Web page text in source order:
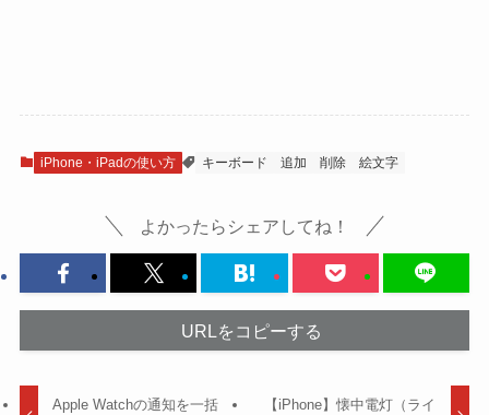
iPhone・iPadの使い方 キーボード 追加 削除 絵文字
よかったらシェアしてね！
URLをコピーする
Apple Watchの通知を一括
【iPhone】懐中電灯（ライ